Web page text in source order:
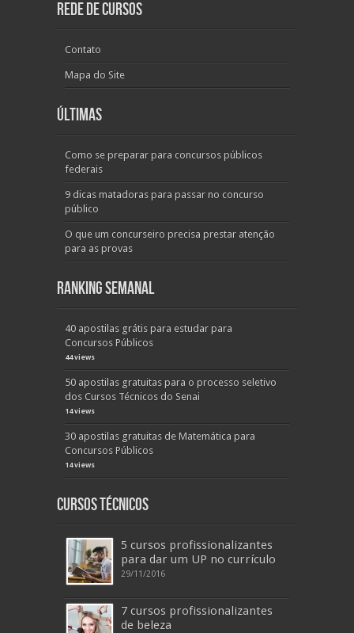
Rede de Cursos
Contato
Mapa do Site
Últimas
Como se preparar para concursos públicos
federais
9 dicas matadoras para passar no concurso
público
O que um concurseiro precisa prestar atenção
para as provas
Ranking Semanal
40 apostilas grátis para estudar para
Concursos Públicos
44 views
50 apostilas gratuitas para o processo seletivo
dos Cursos Técnicos do Senai
14 views
30 apostilas gratuitas de Matemática para
Concursos Públicos
14 views
Cursos Técnicos
5 cursos profissionalizantes
para dar um UP no currículo
29/11/2016
7 cursos profissionalizantes
de beleza